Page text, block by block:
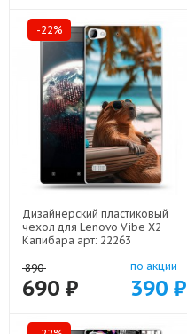
-22%
Дизайнерский пластиковый
чехол для Lenovo Vibe X2
Капибара арт: 22263
890
690 ₽
по акции
390 ₽